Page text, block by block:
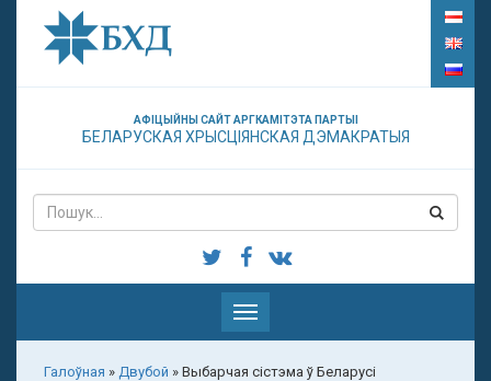
АФІЦЫЙНЫ САЙТ АРГКАМІТЭТА ПАРТЫІ
БЕЛАРУСКАЯ ХРЫСЦІЯНСКАЯ ДЭМАКРАТЫЯ
Паказаць
меню
Галоўная » Двубой » Выбарчая сістэма ў Беларусі